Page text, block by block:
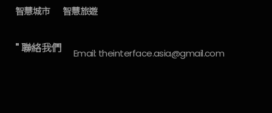
智慧城市
智慧旅遊
" 聯絡我們 Email: theinterface.asia@gmail.com